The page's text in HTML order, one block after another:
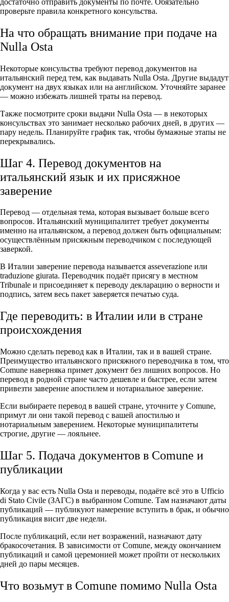
проверьте правила конкретного консульства.
На что обращать внимание при подаче на
Nulla Osta
Некоторые консульства требуют перевод документов на
итальянский перед тем, как выдавать Nulla Osta. Другие выдадут
документ на двух языках или на английском. Уточняйте заранее
— можно избежать лишней траты на перевод.
Также посмотрите сроки выдачи Nulla Osta — в некоторых
консульствах это занимает несколько рабочих дней, в других —
пару недель. Планируйте график так, чтобы бумажные этапы не
перекрывались.
Шаг 4. Перевод документов на
итальянский язык и их присяжное
заверение
Перевод — отдельная тема, которая вызывает больше всего
вопросов. Итальянский муниципалитет требует документы
именно на итальянском, а перевод должен быть официальным:
осуществлённым присяжным переводчиком с последующей
заверкой.
В Италии заверение перевода называется asseverazione или
traduzione giurata. Переводчик подаёт присягу в местном
Tribunale и присоединяет к переводу декларацию о верности и
подпись, затем весь пакет заверяется печатью суда.
Где переводить: в Италии или в стране
происхождения
Можно сделать перевод как в Италии, так и в вашей стране.
Преимущество итальянского присяжного переводчика в том, что
Comune наверняка примет документ без лишних вопросов. Но
перевод в родной стране часто дешевле и быстрее, если затем
привезти заверение апостилем и нотариальное заверение.
Если выбираете перевод в вашей стране, уточните у Comune,
примут ли они такой перевод с вашей апостилью и
нотариальным заверением. Некоторые муниципалитеты
строгие, другие — лояльнее.
Шаг 5. Подача документов в Comune и
публикации
Когда у вас есть Nulla Osta и переводы, подаёте всё это в Ufficio
di Stato Civile (ЗАГС) в выбранном Comune. Там назначают даты
публикаций — публикуют намерение вступить в брак, и обычно
публикация висит две недели.
После публикаций, если нет возражений, назначают дату
бракосочетания. В зависимости от Comune, между окончанием
публикаций и самой церемонией может пройти от нескольких
дней до пары месяцев.
Что возьмут в Comune помимо Nulla Osta